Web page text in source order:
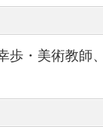
歩・美術教師